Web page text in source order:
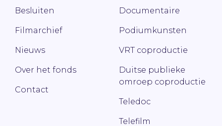
Besluiten
Filmarchief
Nieuws
Over het fonds
Contact
Documentaire
Podiumkunsten
VRT coproductie
Duitse publieke
omroep coproductie
Teledoc
Telefilm